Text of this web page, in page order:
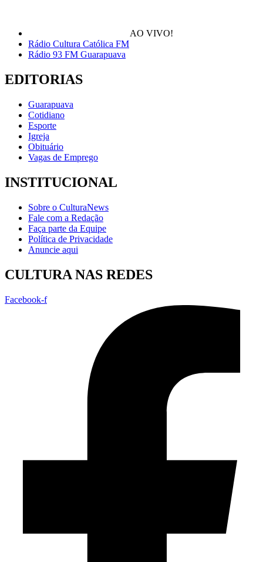
AO VIVO!
Rádio Cultura Católica FM
Rádio 93 FM Guarapuava
EDITORIAS
Guarapuava
Cotidiano
Esporte
Igreja
Obituário
Vagas de Emprego
INSTITUCIONAL
Sobre o CulturaNews
Fale com a Redação
Faça parte da Equipe
Política de Privacidade
Anuncie aqui
CULTURA NAS REDES
Facebook-f